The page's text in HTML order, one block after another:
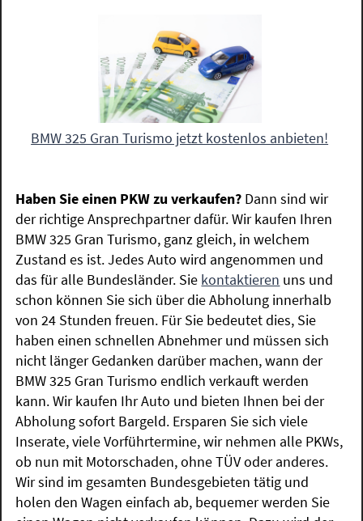
BMW 325 Gran Turismo jetzt kostenlos anbieten!
Haben Sie einen PKW zu verkaufen? Dann sind wir
der richtige Ansprechpartner dafür. Wir kaufen Ihren
BMW 325 Gran Turismo, ganz gleich, in welchem
Zustand es ist. Jedes Auto wird angenommen und
das für alle Bundesländer. Sie kontaktieren uns und
schon können Sie sich über die Abholung innerhalb
von 24 Stunden freuen. Für Sie bedeutet dies, Sie
haben einen schnellen Abnehmer und müssen sich
nicht länger Gedanken darüber machen, wann der
BMW 325 Gran Turismo endlich verkauft werden
kann. Wir kaufen Ihr Auto und bieten Ihnen bei der
Abholung sofort Bargeld. Ersparen Sie sich viele
Inserate, viele Vorführtermine, wir nehmen alle PKWs,
ob nun mit Motorschaden, ohne TÜV oder anderes.
Wir sind im gesamten Bundesgebieten tätig und
holen den Wagen einfach ab, bequemer werden Sie